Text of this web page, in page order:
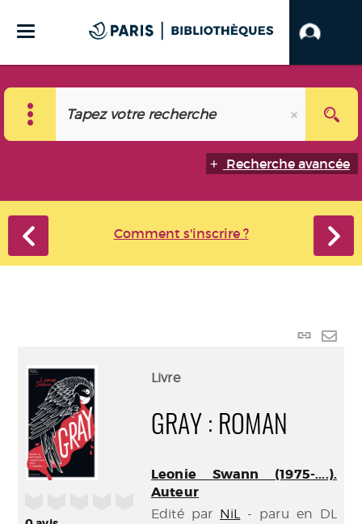
Recherche avancée
Comment s'inscrire ?
Lien
Livre
GRAY : ROMAN
Leonie Swann (1975-....).
Auteur
Edité par NiL - paru en DL